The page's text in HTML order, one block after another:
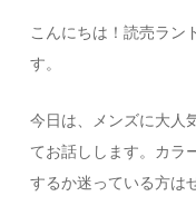
こんにちは！読売ラン
す。
今日は、メンズに大人
てお話しします。カラ
するか迷っている方は